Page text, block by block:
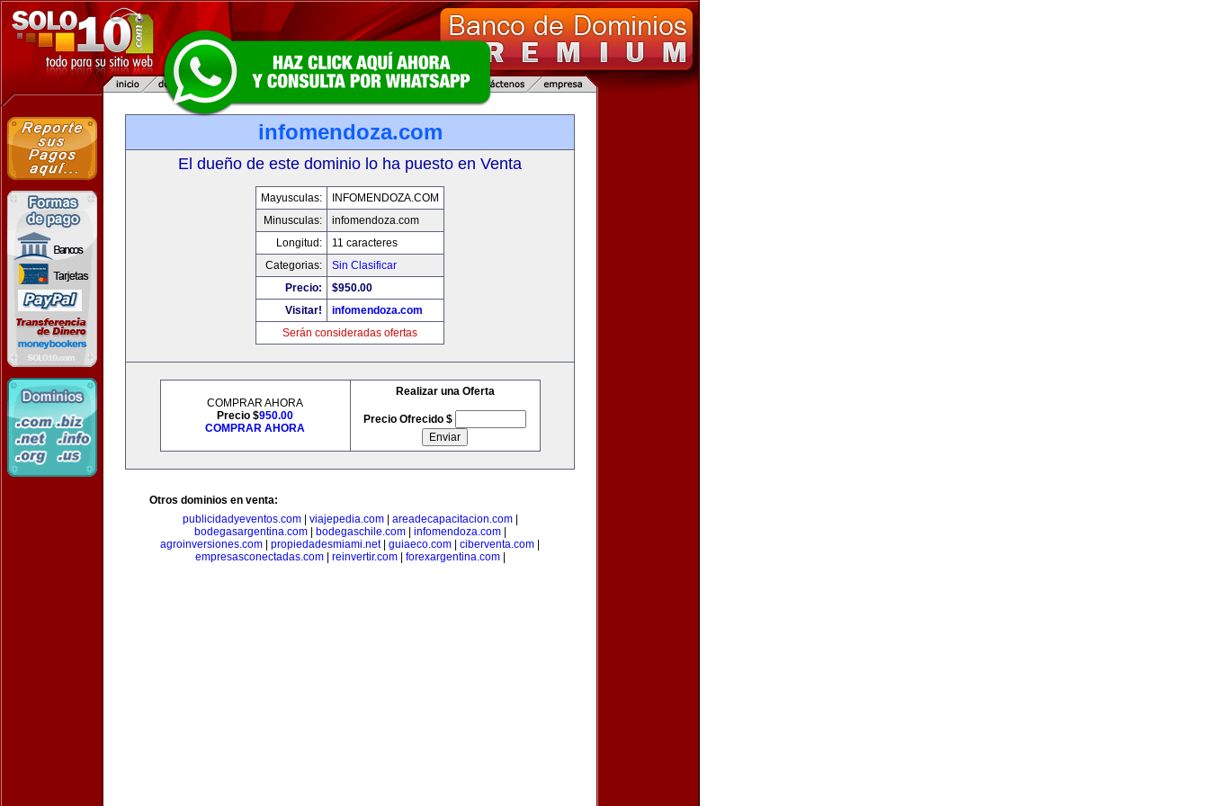
infomendoza.com
El dueño de este dominio lo ha puesto en Venta
Mayusculas:
INFOMENDOZA.COM
Minusculas:
infomendoza.com
Longitud:
11 caracteres
Categorias:
Sin Clasificar
Precio:
$950.00
Visitar!
infomendoza.com
Serán consideradas ofertas
COMPRAR AHORA
Precio $950.00
COMPRAR AHORA
Realizar una Oferta
Precio Ofrecido $
Otros dominios en venta:
publicidadyeventos.com| viajepedia.com| areadecapacitacion.com|
bodegasargentina.com| bodegaschile.com| infomendoza.com|
agroinversiones.com
propiedadesmiami.net| guiaeco.com ciberventa.com
empresasconectadas.com| reinvertir.com| forexargentina.com|